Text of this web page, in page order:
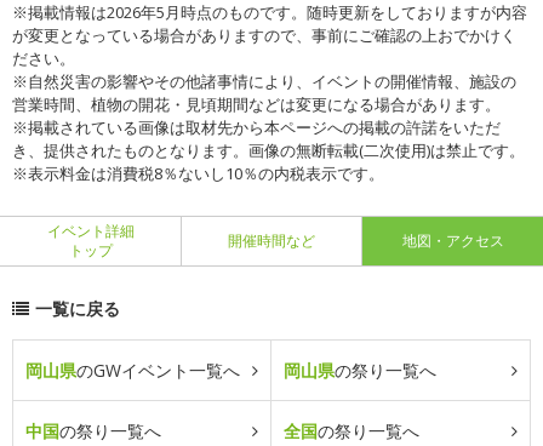
※掲載情報は2026年5月時点のものです。随時更新をしておりますが内容
が変更となっている場合がありますので、事前にご確認の上おでかけく
ださい。
※自然災害の影響やその他諸事情により、イベントの開催情報、施設の
営業時間、植物の開花・見頃期間などは変更になる場合があります。
※掲載されている画像は取材先から本ページへの掲載の許諾をいただ
き、提供されたものとなります。画像の無断転載(二次使用)は禁止です。
※表示料金は消費税8％ないし10％の内税表示です。
イベント詳細
トップ
開催時間など 地図・アクセス
一覧に戻る
岡山県のGWイベント一覧へ 岡山県の祭り一覧へ
中国の祭り一覧へ 全国の祭り一覧へ